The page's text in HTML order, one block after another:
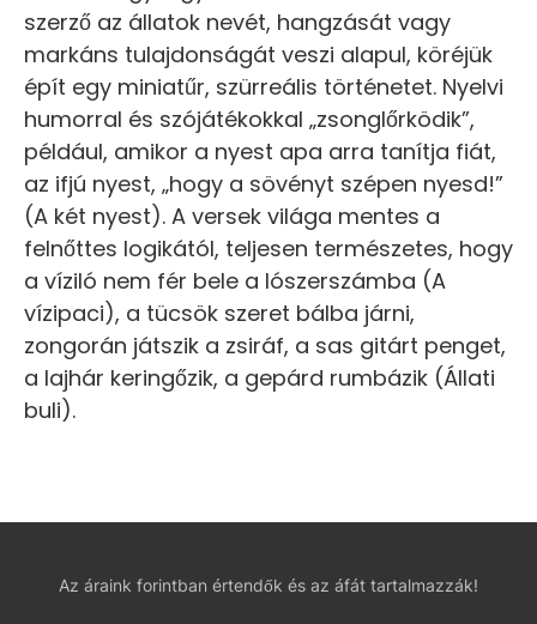
szerző az állatok nevét, hangzását vagy
markáns tulajdonságát veszi alapul, köréjük
épít egy miniatűr, szürreális történetet. Nyelvi
humorral és szójátékokkal „zsonglőrködik”,
például, amikor a nyest apa arra tanítja fiát,
az ifjú nyest, „hogy a sövényt szépen nyesd!”
(A két nyest). A versek világa mentes a
felnőttes logikától, teljesen természetes, hogy
a víziló nem fér bele a lószerszámba (A
vízipaci), a tücsök szeret bálba járni,
zongorán játszik a zsiráf, a sas gitárt penget,
a lajhár keringőzik, a gepárd rumbázik (Állati
buli).
Az áraink forintban értendők és az áfát tartalmazzák!